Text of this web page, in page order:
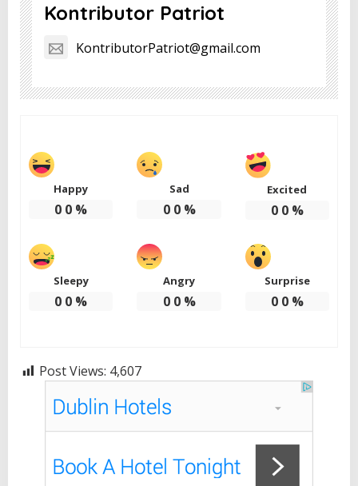
Kontributor Patriot
KontributorPatriot@gmail.com
Happy
0 0 %
Sad
0 0%
Excited
0 0%
Sleepy
0 0 %
Angry
0 0%
Surprise
0 0%
Post Views: 4,607